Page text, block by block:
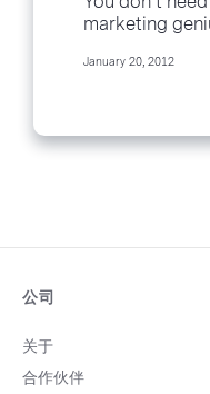
marketing
everything
January 20, 2012
公司
关于
合作伙伴